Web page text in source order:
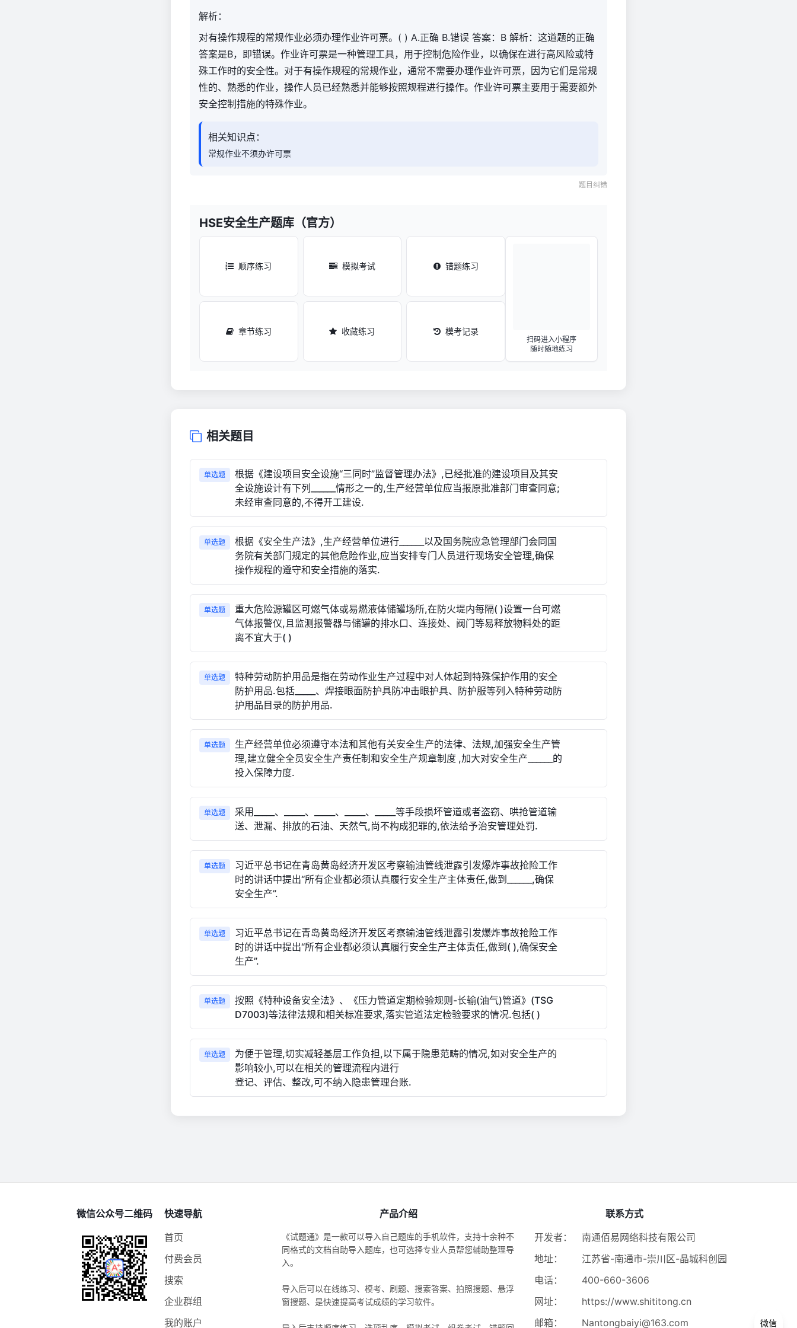
解析：
对有操作规程的常规作业必须办理作业许可票。( ) A.正确 B.错误 答案：B 解析：这道题的正确
答案是B，即错误。作业许可票是一种管理工具，用于控制危险作业，以确保在进行高风险或特
殊工作时的安全性。对于有操作规程的常规作业，通常不需要办理作业许可票，因为它们是常规
性的、熟悉的作业，操作人员已经熟悉并能够按照规程进行操作。作业许可票主要用于需要额外
安全控制措施的特殊作业。
相关知识点：
常规作业不须办许可票
题目纠错
HSE安全生产题库（官方）
顺序练习 模拟考试 错题练习
章节练习 收藏练习 模考记录
扫码进入小程序
随时随地练习
相关题目
单选题
根据《建设项目安全设施“三同时”监督管理办法》,已经批准的建设项目及其安
全设施设计有下列______情形之一的,生产经营单位应当报原批准部门审查同意;
未经审查同意的,不得开工建设.
单选题
根据《安全生产法》,生产经营单位进行______以及国务院应急管理部门会同国
务院有关部门规定的其他危险作业,应当安排专门人员进行现场安全管理,确保
操作规程的遵守和安全措施的落实.
单选题
重大危险源罐区可燃气体或易燃液体储罐场所,在防火堤内每隔( )设置一台可燃
气体报警仪,且监测报警器与储罐的排水口、连接处、阀门等易释放物料处的距
离不宜大于( )
单选题
特种劳动防护用品是指在劳动作业生产过程中对人体起到特殊保护作用的安全
防护用品.包括_____、焊接眼面防护具防冲击眼护具、防护服等列入特种劳动防
护用品目录的防护用品.
单选题
生产经营单位必须遵守本法和其他有关安全生产的法律、法规,加强安全生产管
理,建立健全全员安全生产责任制和安全生产规章制度 ,加大对安全生产______的
投入保障力度.
单选题
采用_____、_____、_____、_____、_____等手段损坏管道或者盗窃、哄抢管道输
送、泄漏、排放的石油、天然气,尚不构成犯罪的,依法给予治安管理处罚.
单选题
习近平总书记在青岛黄岛经济开发区考察输油管线泄露引发爆炸事故抢险工作
时的讲话中提出“所有企业都必须认真履行安全生产主体责任,做到______,确保
安全生产”.
单选题
习近平总书记在青岛黄岛经济开发区考察输油管线泄露引发爆炸事故抢险工作
时的讲话中提出“所有企业都必须认真履行安全生产主体责任,做到( ),确保安全
生产”.
单选题
按照《特种设备安全法》、《压力管道定期检验规则-长输(油气)管道》(TSG
D7003)等法律法规和相关标准要求,落实管道法定检验要求的情况.包括( )
单选题
为便于管理,切实减轻基层工作负担,以下属于隐患范畴的情况,如对安全生产的
影响较小,可以在相关的管理流程内进行
登记、评估、整改,可不纳入隐患管理台账.
微信公众号二维码
快速导航
首页
付费会员
搜索
企业群组
我的账户
产品介绍
《试题通》是一款可以导入自己题库的手机软件，支持十余种不
同格式的文档自助导入题库，也可选择专业人员帮您辅助整理导
入。
导入后可以在线练习、模考、刷题、搜索答案、拍照搜题、悬浮
窗搜题、是快速提高考试成绩的学习软件。
联系方式
开发者：
南通佰易网络科技有限公司
地址：
江苏省-南通市-崇川区-晶城科创园
电话：
400-660-3606
网址：
https://www.shititong.cn
邮箱：
Nantongbaiyi@163.com 微信